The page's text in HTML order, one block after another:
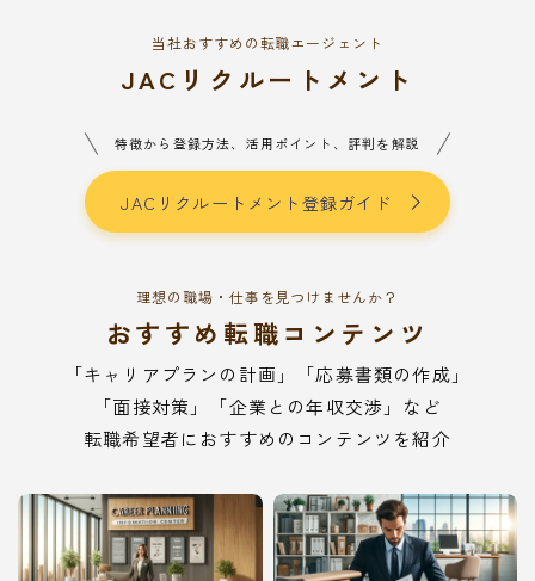
当社おすすめの転職エージェント
JACリクルートメント
特徴から登録方法、活用ポイント、評判を解説
JACリクルートメント登録ガイド
理想の職場・仕事を見つけませんか？
おすすめ転職コンテンツ
「キャリアプランの計画」「応募書類の作成」
「面接対策」「企業との年収交渉」など
転職希望者におすすめのコンテンツを紹介